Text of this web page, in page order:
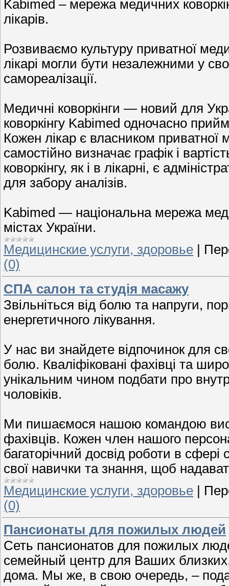
Kabimed – мережа медичних
лікарів.
Розвиваємо культуру приватної
лікарі могли бути незалежними у
самореалізації.
Медичні коворкінги — новий для
коворкінгу Kabimed одночасно
Кожен лікар є власником
самостійно визначає графік і
коворкінгу, як і в лікарні, є
для забору аналізів.
Kabimed — національна мережа
містах України.
Медицинские услуги, здоровье
(0)
СПА салон та студія масажу
Звільніться від болю та напруги,
енергетичного лікування.
У нас ви знайдете відпочинок для
болю. Кваліфіковані фахівці та
унікальним чином подбати про
чоловіків.
Ми пишаємося нашою командою
фахівців. Кожен член нашого
багаторічний досвід роботи в
свої навички та знання, щоб
Медицинские услуги, здоровье |
(0)
Пансионаты для пожилых людей
Сеть пансионатов для пожилых
семейный центр для Ваших
дома. Мы же, в свою очередь, –